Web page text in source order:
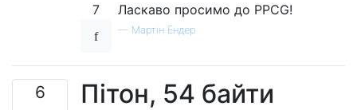
7 Ласкаво просимо до PPCG!
— Мартін Ендер
6 Пітон, 54 байти